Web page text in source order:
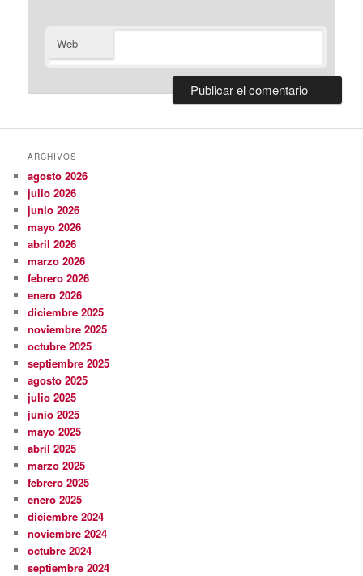
Web
ARCHIVOS
agosto 2026
julio 2026
junio 2026
mayo 2026
abril 2026
marzo 2026
febrero 2026
enero 2026
diciembre 2025
noviembre 2025
octubre 2025
septiembre 2025
agosto 2025
julio 2025
junio 2025
mayo 2025
abril 2025
marzo 2025
febrero 2025
enero 2025
diciembre 2024
noviembre 2024
octubre 2024
septiembre 2024